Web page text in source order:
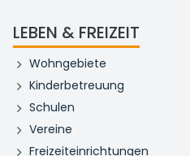
LEBEN & FREIZEIT
Wohngebiete
Kinderbetreuung
Schulen
Vereine
Freizeiteinrichtungen